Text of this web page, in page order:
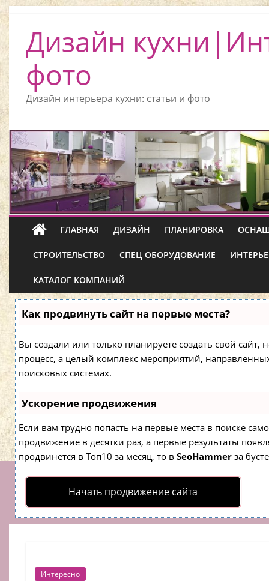
Дизайн
фото
Дизайн интерьера кухни: статьи и фото
ГЛАВНАЯ ДИЗАЙН ПЛАНИРОВКА
СТРОИТЕЛЬСТВО СПЕЦ ОБОРУДОВАНИЕ
КАТАЛОГ КОМПАНИЙ
Как продвинуть сайт на первые места?
Вы создали или только планируете создать свой сайт,
процесс, а целый комплекс мероприятий,
поисковых системах.
Ускорение продвижения
Если вам трудно попасть на первые места в поиске
продвижение в десятки раз, а первые результаты
продвинется в Топ10 за месяц, то в SeoHammerза
Начать продвижение сайта
Интересно